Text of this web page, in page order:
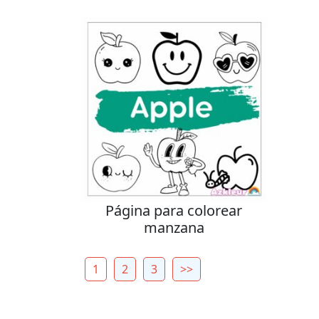
Página para colorear
manzana
1 2 3 >>